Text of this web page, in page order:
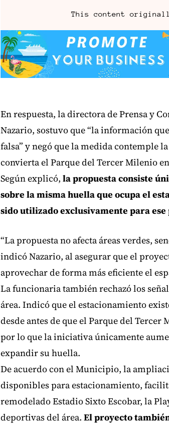
This content
En respuesta, la directora de Prensa y
Nazario, sostuvo que “la información
falsa” y negó que la medida contemple
convierta el Parque del Tercer Milenio
Según explicó, la propuesta consiste
sobre la misma huella que ocupa el
sido utilizado exclusivamente para ese
“La propuesta no afecta áreas verdes,
indicó Nazario, al asegurar que el
aprovechar de forma más eficiente el
La funcionaria también rechazó los
área. Indicó que el estacionamiento
desde antes de que el Parque del
por lo que la iniciativa únicamente
expandir su huella.
De acuerdo con el Municipio, la
disponibles para estacionamiento,
remodelado Estadio Sixto Escobar, la
deportivas del área. El proyecto